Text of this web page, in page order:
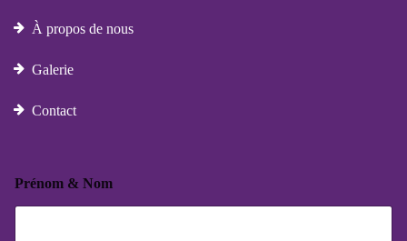
À propos de nous
Galerie
Contact
Prénom & Nom